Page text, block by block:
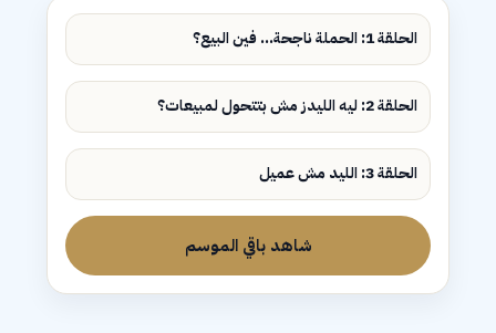
الحلقة 1: الحملة ناجحة... فين البيع؟
الحلقة 2: ليه الليدز مش بتتحول لمبيعات؟
الحلقة 3: الليد مش عميل
شاهد باقي الموسم